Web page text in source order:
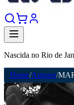
Nascida no Rio de
Home/Autores/